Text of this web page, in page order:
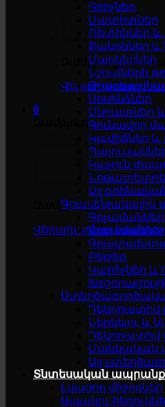
Զամբյուղը
Վերադառնալ
0
Զամբյուղը դատարկ է
Վերադառնալ խանութ
Գրիչներ
Մատիտներ
Ռետիններ և
Քանոններ և
Մարկերներ
Նշումների
Սոսինձներ
Մկրատներ և
Գունավոր
Կավիճներ և
Կպչուն
Այլ
Գրասենյակային
Բեյջեր
Կարիչներ և
Դեկորատիվ
Ներկելու և
Դեկորատիվ
Մանկական
Այլ
Տնտեսական
Լվացող միջոցներ
Ապակու